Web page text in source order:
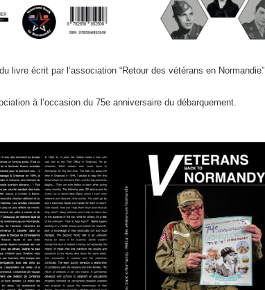
livre écrit par l’association “Retour des vétérans en Normandie”.
à l’occasion du 75e anniversaire du débarquement.